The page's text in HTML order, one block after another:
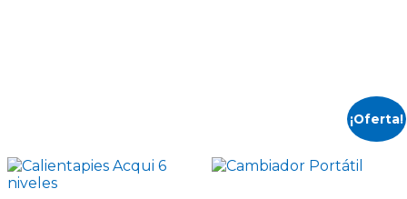
¡Oferta!